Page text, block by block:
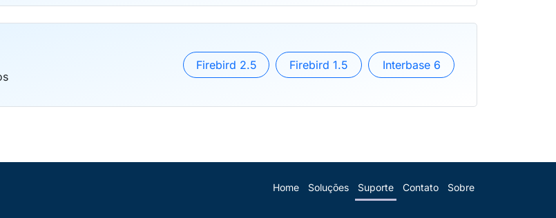
Firebird 2.5 Firebird 1.5 Interbase 6
Home Soluções Suporte Contato Sobre